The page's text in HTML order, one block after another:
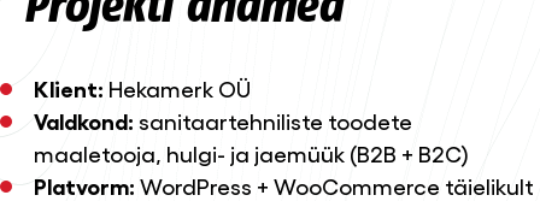
Klient: Hekamerk OÜ
Valdkond: sanitaartehniliste toodete
maaletooja, hulgi- ja jaemüük (B2B + B2C)
Platvorm: WordPress + WooCommerce täielikult